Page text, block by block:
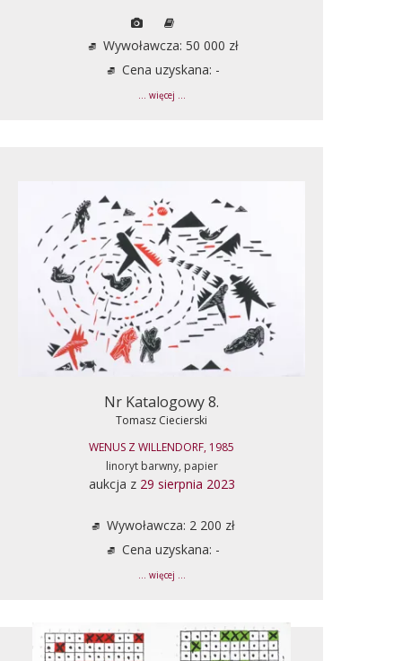
Wywoławcza: 50 000 zł
Cena uzyskana: -
... więcej ...
Nr Katalogowy 8.
Tomasz Ciecierski
WENUS Z WILLENDORF, 1985
linoryt barwny, papier
aukcja z 29 sierpnia 2023
Wywoławcza: 2 200 zł
Cena uzyskana: -
... więcej ...